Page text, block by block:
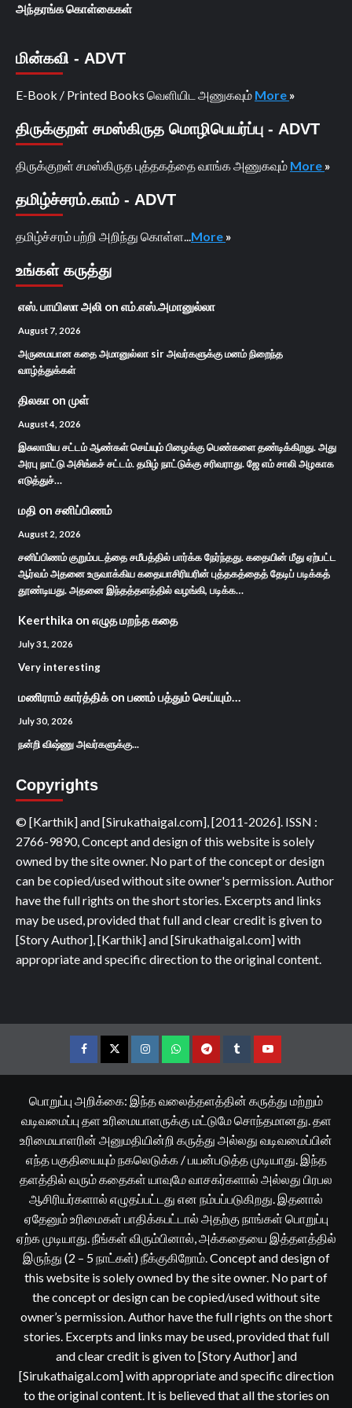
அந்தரங்க கொள்கைகள்
மின்கவி - ADVT
E-Book / Printed Books வெளியிட அணுகவும் More »
திருக்குறள் சமஸ்கிருத மொழிபெயர்ப்பு - ADVT
திருக்குறள் சமஸ்கிருத புத்தகத்தை வாங்க அணுகவும் More »
தமிழ்ச்சரம்.காம் - ADVT
தமிழ்ச்சரம் பற்றி அறிந்து கொள்ள... More »
உங்கள் கருத்து
எஸ். பாயிஸா அலி on எம்.எஸ்.அமானுல்லா
August 7, 2026
அருமையான கதை அமானுல்லா sir அவர்களுக்கு மனம் நிறைந்த
வாழ்த்துக்கள்
திலகா on முள்
August 4, 2026
இசுலாமிய சட்டம் ஆண்கள் செய்யும் பிழைக்கு பெண்களை தண்டிக்கிறது. அது
அரபு நாட்டு அசிங்கச் சட்டம். தமிழ் நாட்டுக்கு சரிவராது. ஜே எம் சாலி அழகாக
எடுத்துச்…
மதி on சனிப்பிணம்
August 2, 2026
சனிப்பிணம் குறும்படத்தை சமீபத்தில் பார்க்க நேர்ந்தது. கதையின் மீது ஏற்பட்ட
ஆர்வம் அதனை உருவாக்கிய கதையாசிரியரின் புத்தகத்தைத் தேடிப் படிக்கத்
தூண்டியது. அதனை இந்தத்தளத்தில் வழங்கி, படிக்க…
Keerthika on எழுத மறந்த கதை
July 31, 2026
Very interesting
மணிராம் கார்த்திக்on பணம் பத்தும் செய்யும்…
July 30, 2026
நன்றி விஷ்ணு அவர்களுக்கு...
Copyrights
© [Karthik] and [Sirukathaigal.com], [2011-2026]. ISSN :
2766-9890, Concept and design of this website is solely
owned by the site owner. No part of the concept or design
can be copied/used without site owner's permission. Author
have the full rights on the short stories. Excerpts and links
may be used, provided that full and clear credit is given to
[Story Author], [Karthik] and [Sirukathaigal.com] with
appropriate and specific direction to the original content.
FacebookTwitterInstagramWhatsappTelegramTumblrYouTube
பொறுப்பு அறிக்கை: இந்த வலைத்தளத்தின் கருத்து மற்றும்
வடிவமைப்பு தள உரிமையாளருக்கு மட்டுமே சொந்தமானது. தள
உரிமையாளரின் அனுமதியின்றி கருத்து அல்லது வடிவமைப்பின்
எந்த பகுதியையும் நகலெடுக்க / பயன்படுத்த முடியாது. இந்த
தளத்தில் வரும் கதைகள் யாவுமே வாசகர்களால் அல்லது பிரபல
ஆசிரியர்களால் எழுதப்பட்டது என நம்பப்படுகிறது. இதனால்
ஏதேனும் உரிமைகள் பாதிக்கபட்டால் அதற்கு நாங்கள் பொறுப்பு
ஏற்க முடியாது. நீங்கள் விரும்பினால், அக்கதையை இத்தளத்தில்
இருந்து (2 – 5 நாட்கள்) நீக்குகிறோம். Concept and design of
this website is solely owned by the site owner. No part of
the concept or design can be copied/used without site
owner’s permission. Author have the full rights on the short
stories. Excerpts and links may be used, provided that full
and clear credit is given to [Story Author] and
[Sirukathaigal.com] with appropriate and specific direction
to the original content. It is believed that all the stories on